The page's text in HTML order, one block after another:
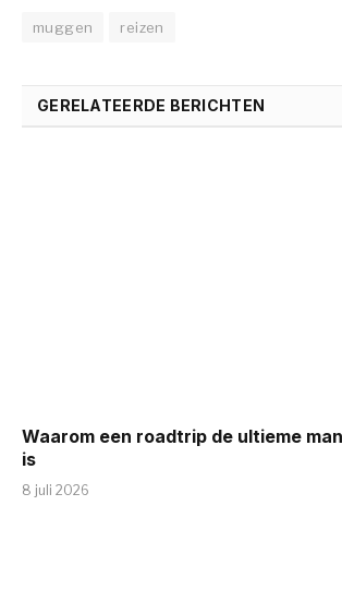
muggen reizen
GERELATEERDE BERICHTEN
Waarom een roadtrip de ultieme
is
8 juli 2026